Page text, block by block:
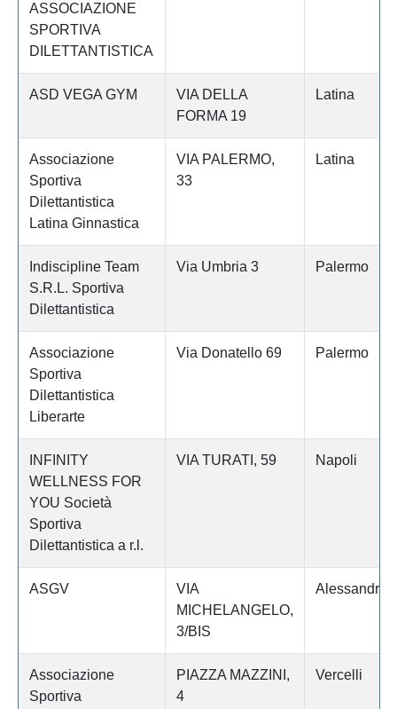
ASSOCIAZIONE
SPORTIVA
DILETTANTISTICA
ASD VEGA GYM
VIA DELLA
FORMA 19
Latina
Associazione
Sportiva
Dilettantistica
Latina Ginnastica
VIA PALERMO,
33
Latina
Indiscipline Team
S.R.L. Sportiva
Dilettantistica
Via Umbria 3 Palermo
Associazione
Sportiva
Dilettantistica
Liberarte
Via Donatello 69 Palermo
INFINITY
WELLNESS FOR
YOU Società
Sportiva
Dilettantistica a r.l.
VIA TURATI, 59 Napoli
ASGV
VIA
MICHELANGELO,
3/BIS
Alessandria
Associazione
Sportiva
PIAZZA MAZZINI,
4
Vercelli